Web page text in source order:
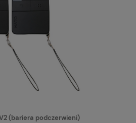
(bariera podczerwieni)